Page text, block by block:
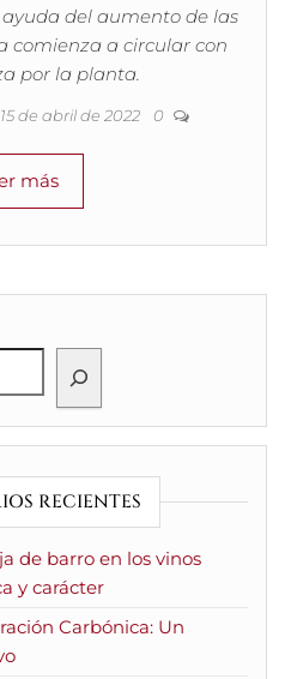
ayuda del aumento de las
comienza a circular con
por la planta.
15 de abril de 2022 0
más
RECIENTES
de barro en los vinos
y carácter
Carbónica: Un